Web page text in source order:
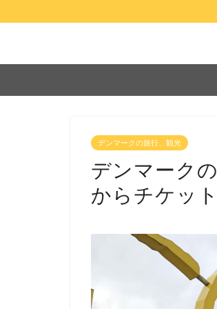
デンマークの旅行、観光
デンマーク
からチケッ